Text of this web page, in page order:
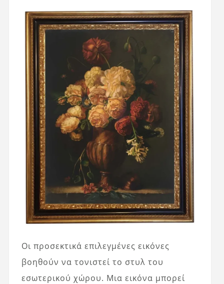
Οι προσεκτικά επιλεγμένες εικόνες
βοηθούν να τονιστεί το στυλ του
εσωτερικού χώρου. Μια εικόνα μπορεί